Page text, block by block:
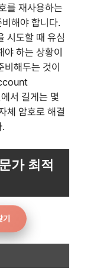
를 재사용하는
해야 합니다.
시도할 때 유심
야 하는 상황이
비해두는 것이
서 길게는 몇
체 암호로 해결
가 최적